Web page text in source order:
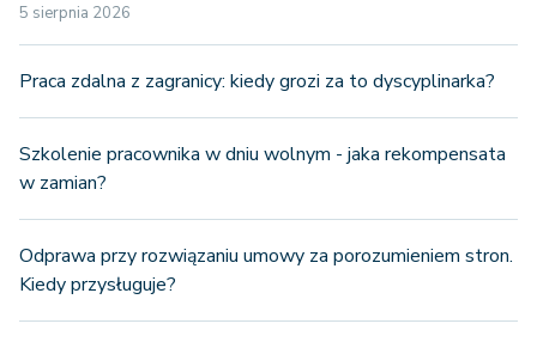
5 sierpnia 2026
Praca zdalna z zagranicy: kiedy grozi za to dyscyplinarka?
Szkolenie pracownika w dniu wolnym - jaka rekompensata
w zamian?
Odprawa przy rozwiązaniu umowy za porozumieniem stron.
Kiedy przysługuje?